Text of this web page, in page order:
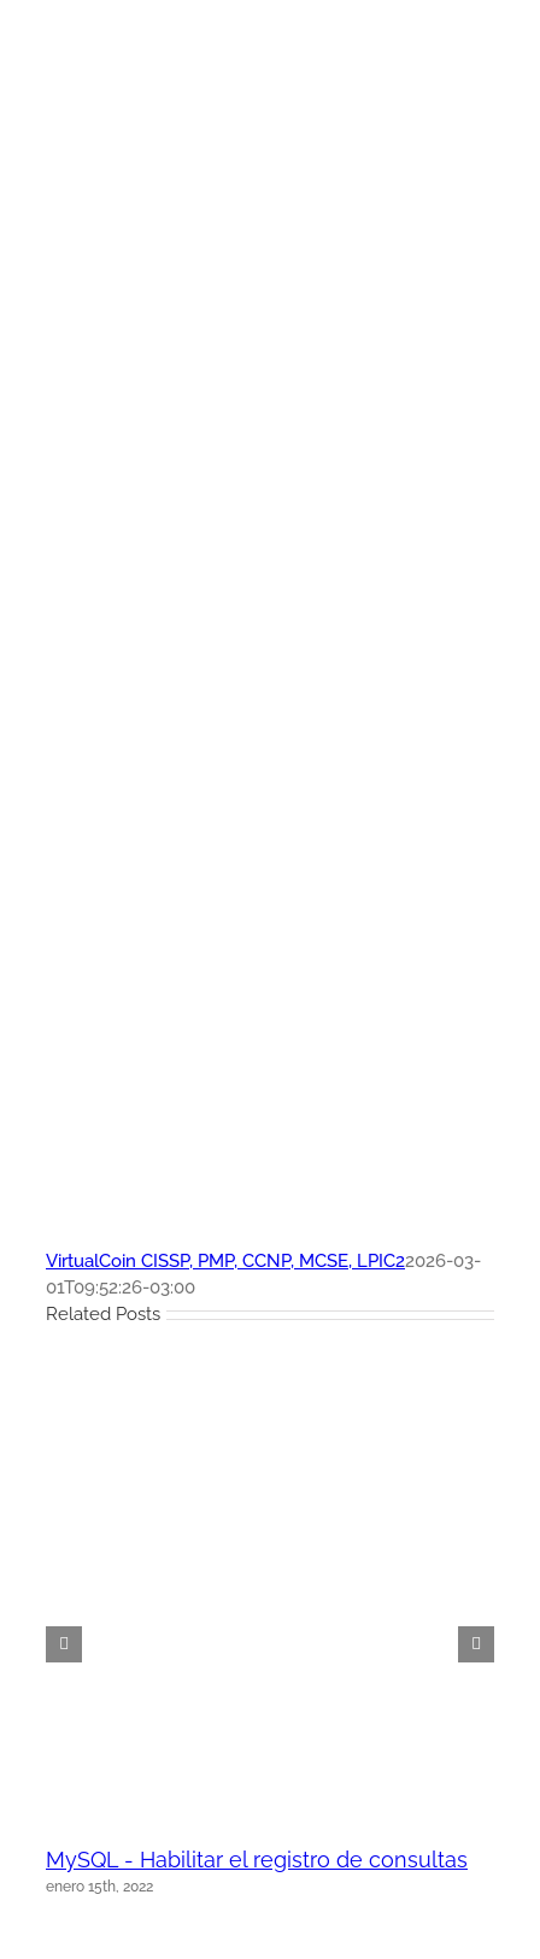
VirtualCoin CISSP, PMP, CCNP, MCSE, LPIC22026-03-
01T09:52:26-03:00
Related Posts
MySQL - Habilitar el registro de consultas
enero 15th, 2022